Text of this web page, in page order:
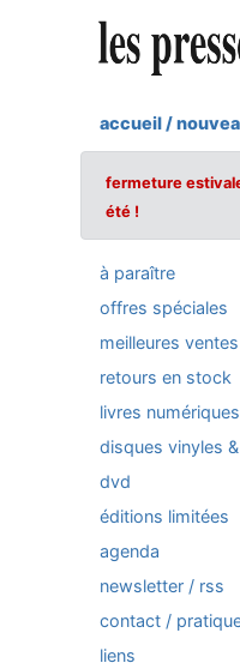
accueil /
fermeture
été !
à paraître
offres spéciales
meilleures ventes
retours en stock
livres numériques
disques vinyles
dvd
éditions limitées
agenda
newsletter / rss
contact /
liens